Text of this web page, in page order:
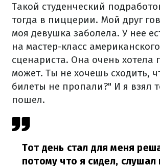
Такой студенческий
тогда в пиццерии. Мой друг
моя девушка заболела. У нее
на мастер-класс американского
сценариста. Она очень хотела
может. Ты не хочешь сходить,
билеты не пропали?" И я взял
пошел.
Тот день стал для меня
потому что я сидел, слушал